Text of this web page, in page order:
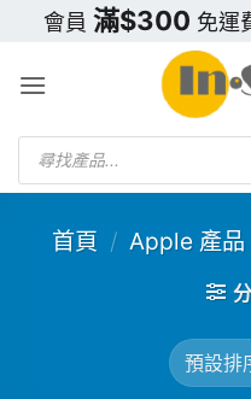
content
會員 滿$300 免運
Products
search
首頁 / Apple 產品